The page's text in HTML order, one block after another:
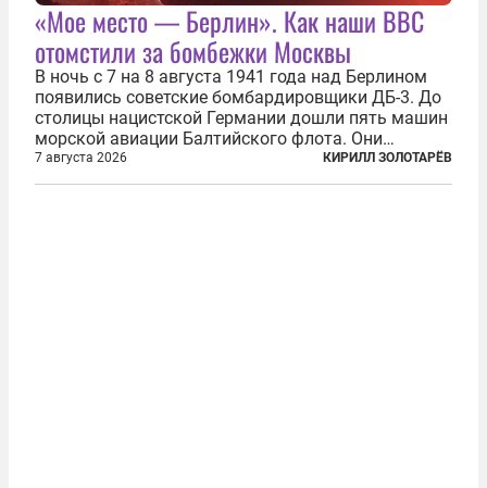
«Мое место — Берлин». Как наши ВВС
отомстили за бомбежки Москвы
В ночь с 7 на 8 августа 1941 года над Берлином
появились советские бомбардировщики ДБ-3. До
столицы нацистской Германии дошли пять машин
морской авиации Балтийского флота. Они
сбросили бомбы на город, который в тот момент
жил в полной уверенности, что война идет где-то
7 августа 2026 КИРИЛЛ ЗОЛОТАРЁВ